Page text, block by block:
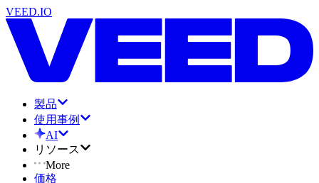
VEED.IO
製品
使用事例
AI
リソース
More
価格